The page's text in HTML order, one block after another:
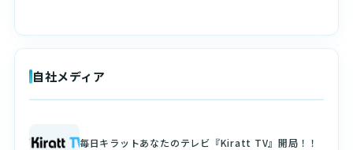
自社メディア
毎日キラットあなたのテレビ『Kiratt TV』開局！！